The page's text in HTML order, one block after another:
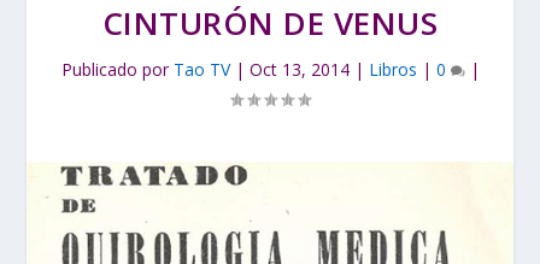
CINTURÓN DE VENUS
Publicado por Tao TV| Oct 13, 2014| Libros | 0 |